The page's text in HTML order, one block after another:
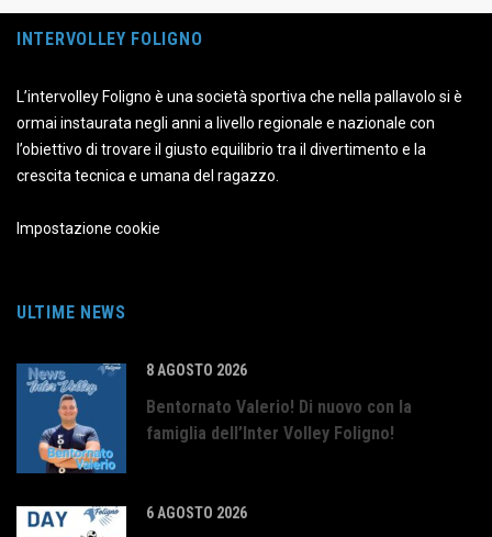
INTERVOLLEY FOLIGNO
L’intervolley Foligno è una società sportiva che nella pallavolo si è
ormai instaurata negli anni a livello regionale e nazionale con
l’obiettivo di trovare il giusto equilibrio tra il divertimento e la
crescita tecnica e umana del ragazzo.
Impostazione cookie
ULTIME NEWS
8 AGOSTO 2026
Bentornato Valerio! Di nuovo con la
famiglia dell’Inter Volley Foligno!
6 AGOSTO 2026